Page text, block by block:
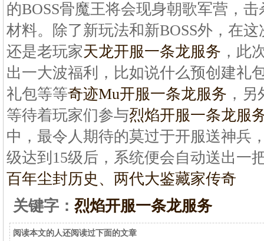
的BOSS骨魔王将会现身朝歌军营，
材料。除了新玩法和新BOSS外，在
还是老玩家天龙开服一条龙服务 ，此
出一大波福利，比如说什么预创建礼
礼包等等奇迹Mu开服一条龙服务 ，
等待着玩家们参与烈焰开服一条龙服
中，最令人期待的莫过于开服送神兵
级达到15级后，系统便会自动送出一
百年尘封历史、两代大鉴藏家传奇
关键字： 烈焰开服一条龙服务
阅读本文的人还阅读过下面的文章